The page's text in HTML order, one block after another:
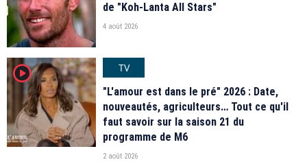
de "Koh-Lanta All Stars"
4 août 2026
player2
TV
"L'amour est dans le pré" 2026 : Date,
nouveautés, agriculteurs… Tout ce qu'il
faut savoir sur la saison 21 du
programme de M6
2 août 2026